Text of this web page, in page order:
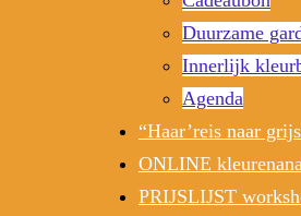
Duurzame
Innerlijk
Agenda
“Haar’reis naar grijs
ONLINE
PRIJSLIJST